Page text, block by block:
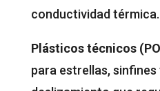
conductividad térmica.
Plásticos técnicos
para estrellas, sinfines